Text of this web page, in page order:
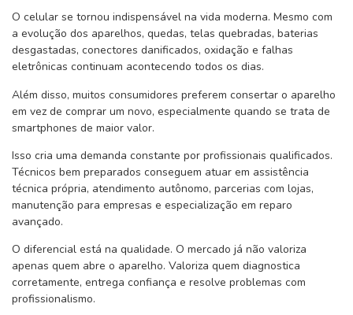
O celular se tornou indispensável na vida moderna. Mesmo com
a evolução dos aparelhos, quedas, telas quebradas, baterias
desgastadas, conectores danificados, oxidação e falhas
eletrônicas continuam acontecendo todos os dias.
Além disso, muitos consumidores preferem consertar o aparelho
em vez de comprar um novo, especialmente quando se trata de
smartphones de maior valor.
Isso cria uma demanda constante por profissionais qualificados.
Técnicos bem preparados conseguem atuar em assistência
técnica própria, atendimento autônomo, parcerias com lojas,
manutenção para empresas e especialização em reparo
avançado.
O diferencial está na qualidade. O mercado já não valoriza
apenas quem abre o aparelho. Valoriza quem diagnostica
corretamente, entrega confiança e resolve problemas com
profissionalismo.